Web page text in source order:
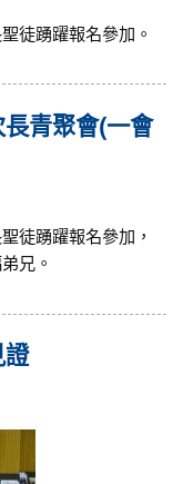
徒踴躍報名參加。
青聚會(一會
徒踴躍報名參加，
兄。